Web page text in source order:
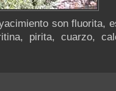
son fluorita,
pirita, cuarzo,